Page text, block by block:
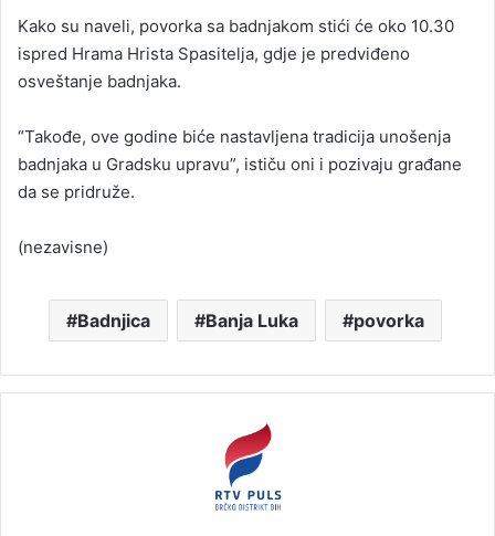
Kako su naveli, povorka sa badnjakom stići će oko 10.30
ispred Hrama Hrista Spasitelja, gdje je predviđeno
osveštanje badnjaka.
“Takođe, ove godine biće nastavljena tradicija unošenja
badnjaka u Gradsku upravu”, ističu oni i pozivaju građane
da se pridruže.
(nezavisne)
Badnjica Banja Luka povorka